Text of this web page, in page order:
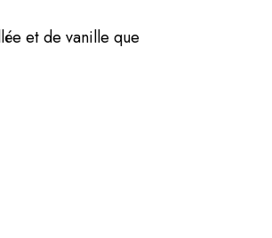
et de vanille que